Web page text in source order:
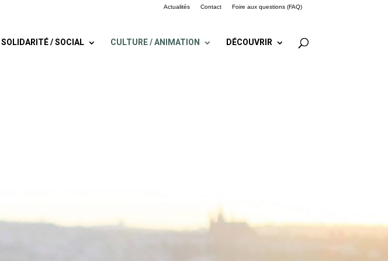
Actualités Contact Foire aux questions (FAQ)
SOLIDARITÉ / SOCIAL CULTURE / ANIMATION DÉCOUVRIR